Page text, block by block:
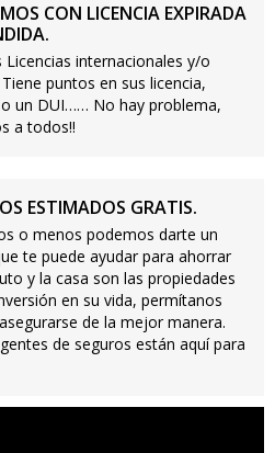
CON LICENCIA EXPIRADA
Licencias internacionales y/o
puntos en sus licencia,
un DUI…… No hay problema,
a todos!!
ESTIMADOS GRATIS.
o menos podemos darte un
te puede ayudar para ahorrar
y la casa son las propiedades
en su vida, permítanos
de la mejor manera.
de seguros están aquí para